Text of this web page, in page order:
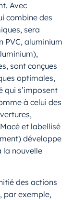
Avec
combine des
sera
PVC, aluminium
sont conçues
optimales,
qui s’imposent
à celui des
et labellisé
développe
la nouvelle
des actions
par exemple,